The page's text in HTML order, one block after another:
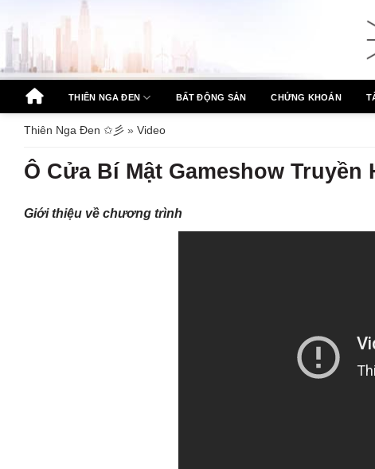
qua
dung
THIÊN NGA ĐEN BẤT ĐỘNG SẢN CHỨNG KHOÁN
Thiên Nga Đen ✩彡 » Video
Ô Cửa Bí Mật Gameshow Truyền
Giới thiệu về chương trình